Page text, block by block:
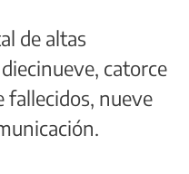
de altas
catorce
fallecidos, nueve